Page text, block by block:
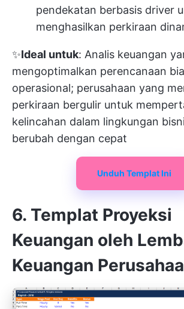
pendekatan berbasis driver
menghasilkan perkiraan
✨Ideal untuk: Analis keuangan
mengoptimalkan perencanaan
operasional; perusahaan yang
perkiraan bergulir untuk
kelincahan dalam lingkungan
berubah dengan cepat
Unduh Templat Ini
6. Templat Proyeksi
Keuangan oleh
Keuangan